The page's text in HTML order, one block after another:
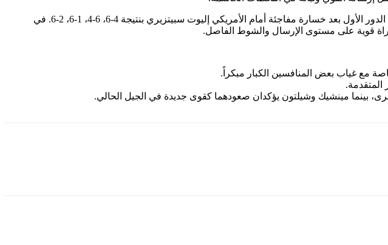
ودّع البرازيلي الشاب جواو فونسيكا (19 عاماً) البطولة من الدور الأول بعد خسارة مفاجئة أمام الأمريكي إليوت سبيتزيري بنتيجة 4-6، 6-4، 1-6، 2-6. في
مع غياب بعض المنافسين الكبار مبكراً.
المتقدمة.
بينما مينشيك وشيلتون يؤكدان صعودهما كقوى جديدة في الجيل الحالي.